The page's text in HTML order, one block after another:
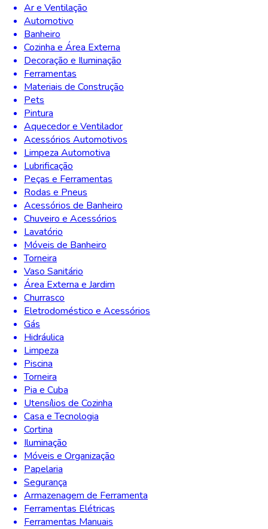
Ar e Ventilação
Automotivo
Banheiro
Cozinha e Área Externa
Decoração e Iluminação
Ferramentas
Materiais de Construção
Pets
Pintura
Aquecedor e Ventilador
Acessórios Automotivos
Limpeza Automotiva
Lubrificação
Peças e Ferramentas
Rodas e Pneus
Acessórios de Banheiro
Chuveiro e Acessórios
Lavatório
Móveis de Banheiro
Torneira
Vaso Sanitário
Área Externa e Jardim
Churrasco
Eletrodoméstico e Acessórios
Gás
Hidráulica
Limpeza
Piscina
Torneira
Pia e Cuba
Utensílios de Cozinha
Casa e Tecnologia
Cortina
Iluminação
Móveis e Organização
Papelaria
Segurança
Armazenagem de Ferramenta
Ferramentas Elétricas
Ferramentas Manuais